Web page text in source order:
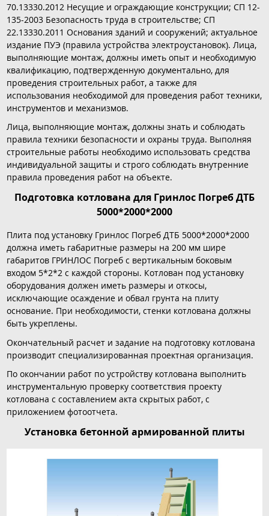
70.13330.2012 Несущие и ограждающие конструкции; СП 12-
135-2003 Безопасность труда в строительстве; СП
22.13330.2011 Основания зданий и сооружений; актуальное
издание ПУЭ (правила устройства электроустановок). Лица,
выполняющие монтаж, должны иметь опыт и необходимую
квалификацию, подтвержденную документально, для
проведения строительных работ, а также для
использования необходимой для проведения работ техники,
инструментов и механизмов.
Лица, выполняющие монтаж, должны знать и соблюдать
правила техники безопасности и охраны труда. Выполняя
строительные работы необходимо использовать средства
индивидуальной защиты и строго соблюдать внутренние
правила проведения работ на объекте.
Подготовка котлована для Гринлос Погреб ДТБ
5000*2000*2000
Плита под установку Гринлос Погреб ДТБ 5000*2000*2000
должна иметь габаритные размеры на 200 мм шире
габаритов ГРИНЛОС Погреб с вертикальным боковым
входом 5*2*2 с каждой стороны. Котлован под установку
оборудования должен иметь размеры и откосы,
исключающие осаждение и обвал грунта на плиту
основание. При необходимости, стенки котлована должны
быть укреплены.
Окончательный расчет и задание на подготовку котлована
производит специализированная проектная организация.
По окончании работ по устройству котлована выполнить
инструментальную проверку соответствия проекту
котлована с составлением акта скрытых работ, с
приложением фотоотчета.
Установка бетонной армированной плиты